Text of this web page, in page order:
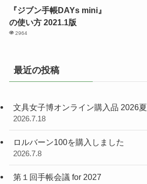
『ジブン手帳DAYs mini』
の使い方 2021.1版
2964
最近の投稿
文具女子博オンライン購入品 2026夏
2026.7.18
ロルバーン100を購入しました
2026.7.8
第１回手帳会議 for 2027